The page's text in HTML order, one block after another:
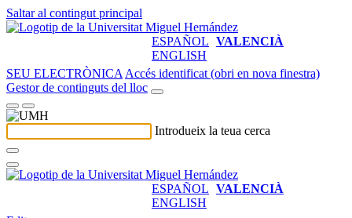
Saltar al contingut principal
ESPAÑOL VALENCIÀ
ENGLISH
SEU ELECTRÒNICA Accés identificat (obri en nova finestra)
Gestor de continguts del lloc
Introdueix la teua cerca
ESPAÑOL VALENCIÀ
ENGLISH